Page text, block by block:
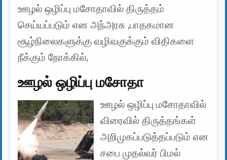
ஊழல் ஒழிப்பு மசோதாவில் திருத்தம்
செய்யப்படும் என அந்அரசு ,பாதகமான
சூழ்நிலைகளுக்கு வழிவகுக்கும் விதிகளை
நீக்கும் நோக்கில்,
ஊழல் ஒழிப்பு மசோதா
ஊழல் ஒழிப்பு மசோதாவில்
விரைவில் திருத்தங்கள்
அறிமுகப்படுத்தப்படும் என
சபை முதல்வர் பிமல்